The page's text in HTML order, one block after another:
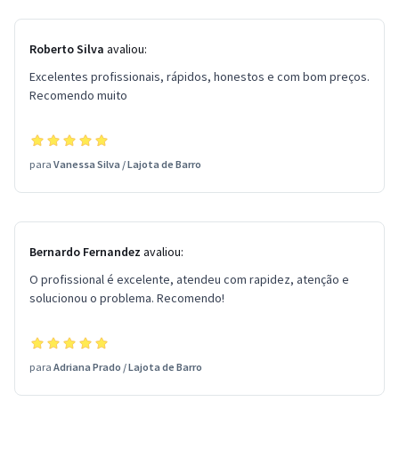
Roberto Silva avaliou:
Excelentes profissionais, rápidos, honestos e com bom preços.
Recomendo muito
para Vanessa Silva /Lajota de Barro
Bernardo Fernandez avaliou:
O profissional é excelente, atendeu com rapidez, atenção e
solucionou o problema. Recomendo!
para Adriana Prado /Lajota de Barro